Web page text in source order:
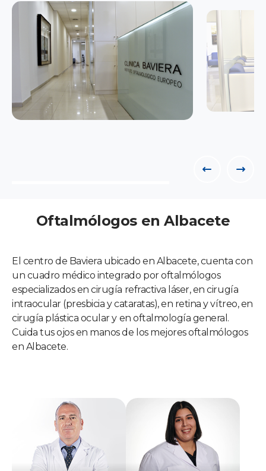
Oftalmólogos en Albacete
El centro de Baviera ubicado en Albacete, cuenta con
un cuadro médico integrado por oftalmólogos
especializados en cirugía refractiva láser, en cirugía
intraocular (presbicia y cataratas), en retina y vítreo, en
cirugía plástica ocular y en oftalmología general.
Cuida tus ojos en manos de los mejores oftalmólogos
en Albacete.